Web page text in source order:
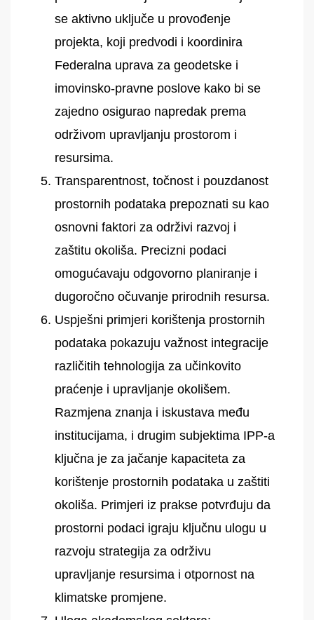
se aktivno uključe u provođenje
projekta, koji predvodi i koordinira
Federalna uprava za geodetske i
imovinsko-pravne poslove kako bi se
zajedno osigurao napredak prema
održivom upravljanju prostorom i
resursima.
Transparentnost, točnost i pouzdanost
prostornih podataka prepoznati su kao
osnovni faktori za održivi razvoj i
zaštitu okoliša. Precizni podaci
omogućavaju odgovorno planiranje i
dugoročno očuvanje prirodnih resursa.
Uspješni primjeri korištenja prostornih
podataka pokazuju važnost integracije
različitih tehnologija za učinkovito
praćenje i upravljanje okolišem.
Razmjena znanja i iskustava među
institucijama, i drugim subjektima IPP-a
ključna je za jačanje kapaciteta za
korištenje prostornih podataka u zaštiti
okoliša. Primjeri iz prakse potvrđuju da
prostorni podaci igraju ključnu ulogu u
razvoju strategija za održivu
upravljanje resursima i otpornost na
klimatske promjene.